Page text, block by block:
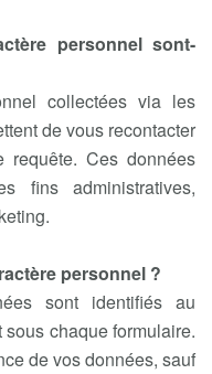
personnel sont-
collectées via les
de vous recontacter
Ces données
fins administratives,
personnel ?
sont identifiés au
chaque formulaire.
de vos données, sauf